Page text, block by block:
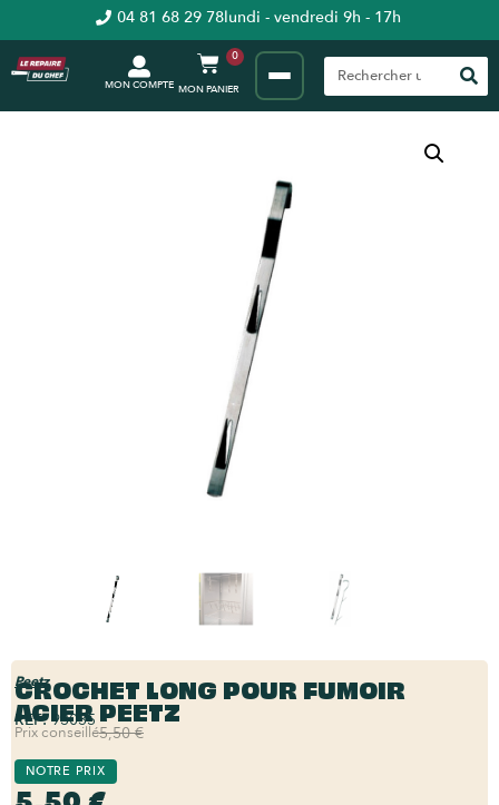
04 81 68 29 78lundi - vendredi 9h - 17h
MON COMPTE
0
Peetz
CROCHET LONG POUR FUMOIR
ACIER PEETZ
REF:93035
Prix conseillé5,50 €
NOTRE PRIX